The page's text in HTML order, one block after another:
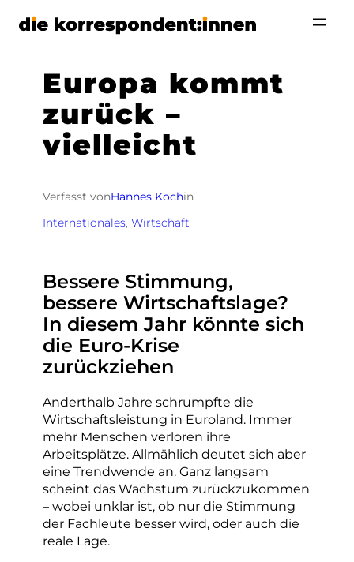
Zum
Europa kommt
zurück –
vielleicht
Verfasst vonHannes Kochin
Internationales, Wirtschaft
Bessere Stimmung,
bessere Wirtschaftslage?
In diesem Jahr könnte sich
die Euro-Krise
zurückziehen
Anderthalb Jahre schrumpfte die
Wirtschaftsleistung in Euroland. Immer
mehr Menschen verloren ihre
Arbeitsplätze. Allmählich deutet sich aber
eine Trendwende an. Ganz langsam
scheint das Wachstum zurückzukommen
– wobei unklar ist, ob nur die Stimmung
der Fachleute besser wird, oder auch die
reale Lage.